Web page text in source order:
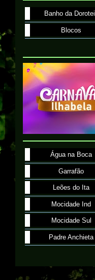
Banho da
Blocos
Água na Boca
Garrafão
Leões do Ita
Mocidade Ind
Mocidade Sul
Padre Anchieta